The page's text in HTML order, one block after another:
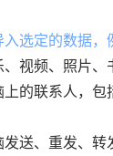
入选定的数据，
视频、照片、
的联系人，包
送、重发、转